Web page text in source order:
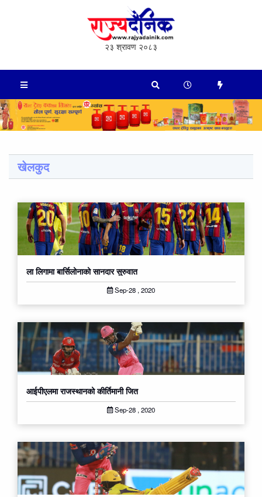
२३ श्रावण २०८३
खेलकुद
ला लिगामा बार्सिलोनाको सानदार सुरुवात
Sep-28 , 2020
आईपीएलमा राजस्थानको कीर्तिमानी जित
Sep-28 , 2020